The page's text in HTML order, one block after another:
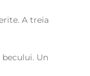
A treia
Un